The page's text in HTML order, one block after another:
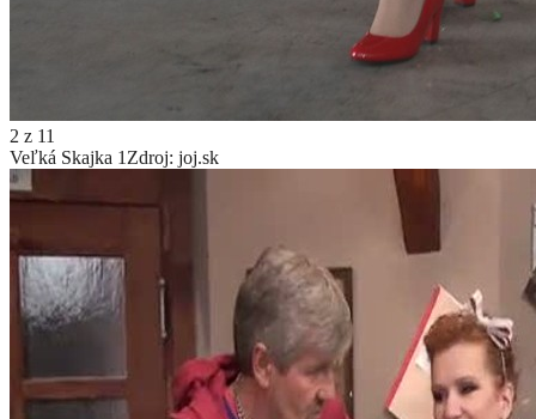
2 z 11
Veľká Skajka 1 Zdroj: joj.sk